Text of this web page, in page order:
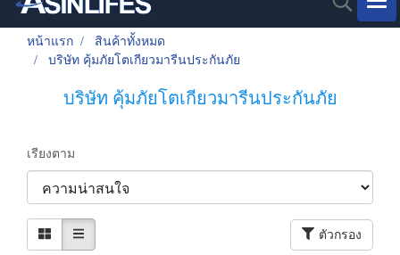
หน้าแรก
สินค้าทั้งหมด
บริษัท คุ้มภัยโตเกียวมารีนประกันภัย
บริษัท คุ้มภัยโตเกียวมารีนประกันภัย
เรียงตาม
ตัวกรอง